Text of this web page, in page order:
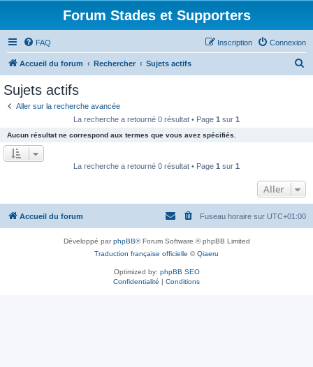
Forum Stades et Supporters
FAQ Connexion
Inscription
Accueil du forum Rechercher Sujets actifs
e
r
Sujets actifs
Aller sur la recherche avancée
La recherche a retourné 0 résultat • Page 1 sur 1
Aucun résultat ne correspond aux termes que vous avez spécifiés.
La recherche a retourné 0 résultat • Page 1 sur 1
Aller
Accueil du forum Fuseau horaire sur UTC+01:00
Développé parphpBB® Forum Software © phpBB Limited
Traduction française officielle ©Qiaeru
Optimized by: phpBB SEO
Confidentialité | Conditions